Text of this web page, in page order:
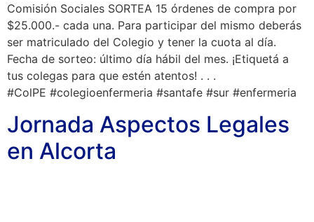
Comisión Sociales SORTEA 15 órdenes de compra por
$25.000.- cada una. Para participar del mismo deberás
ser matriculado del Colegio y tener la cuota al día.
Fecha de sorteo: último día hábil del mes. ¡Etiquetá a
tus colegas para que estén atentos! . . .
#ColPE #colegioenfermeria #santafe #sur #enfermeria
Jornada Aspectos Legales
en Alcorta